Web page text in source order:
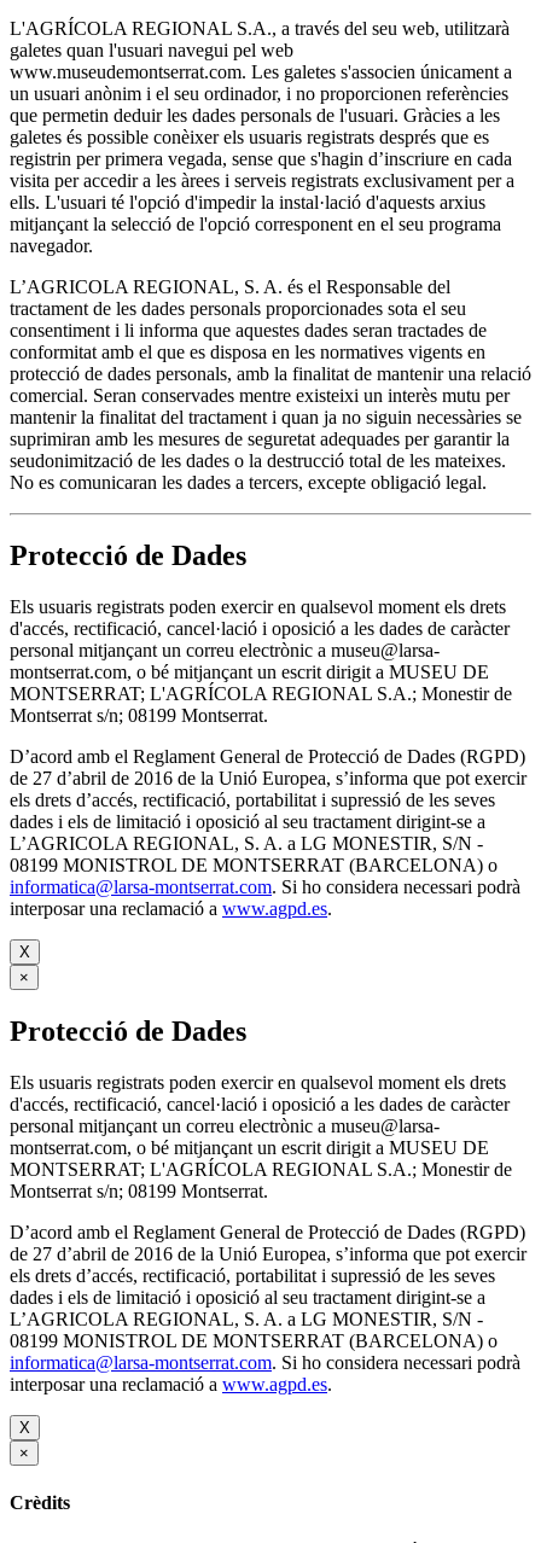
L'AGRÍCOLA REGIONAL S.A., a través del seu web, utilitzarà
galetes quan l'usuari navegui pel web
www.museudemontserrat.com. Les galetes s'associen únicament a
un usuari anònim i el seu ordinador, i no proporcionen referències
que permetin deduir les dades personals de l'usuari. Gràcies a les
galetes és possible conèixer els usuaris registrats després que es
registrin per primera vegada, sense que s'hagin d’inscriure en cada
visita per accedir a les àrees i serveis registrats exclusivament per a
ells. L'usuari té l'opció d'impedir la instal·lació d'aquests arxius
mitjançant la selecció de l'opció corresponent en el seu programa
navegador.
L’AGRICOLA REGIONAL, S. A. és el Responsable del
tractament de les dades personals proporcionades sota el seu
consentiment i li informa que aquestes dades seran tractades de
conformitat amb el que es disposa en les normatives vigents en
protecció de dades personals, amb la finalitat de mantenir una relació
comercial. Seran conservades mentre existeixi un interès mutu per
mantenir la finalitat del tractament i quan ja no siguin necessàries se
suprimiran amb les mesures de seguretat adequades per garantir la
seudonimització de les dades o la destrucció total de les mateixes.
No es comunicaran les dades a tercers, excepte obligació legal.
Protecció de Dades
Els usuaris registrats poden exercir en qualsevol moment els drets
d'accés, rectificació, cancel·lació i oposició a les dades de caràcter
personal mitjançant un correu electrònic a museu@larsa-
montserrat.com, o bé mitjançant un escrit dirigit a MUSEU DE
MONTSERRAT; L'AGRÍCOLA REGIONAL S.A.; Monestir de
Montserrat s/n; 08199 Montserrat.
D’acord amb el Reglament General de Protecció de Dades (RGPD)
de 27 d’abril de 2016 de la Unió Europea, s’informa que pot exercir
els drets d’accés, rectificació, portabilitat i supressió de les seves
dades i els de limitació i oposició al seu tractament dirigint-se a
L’AGRICOLA REGIONAL, S. A. a LG MONESTIR, S/N -
08199 MONISTROL DE MONTSERRAT (BARCELONA) o
informatica@larsa-montserrat.com. Si ho considera necessari podrà
interposar una reclamació a www.agpd.es.
X
×
Protecció de Dades
Els usuaris registrats poden exercir en qualsevol moment els drets
d'accés, rectificació, cancel·lació i oposició a les dades de caràcter
personal mitjançant un correu electrònic a museu@larsa-
montserrat.com, o bé mitjançant un escrit dirigit a MUSEU DE
MONTSERRAT; L'AGRÍCOLA REGIONAL S.A.; Monestir de
Montserrat s/n; 08199 Montserrat.
D’acord amb el Reglament General de Protecció de Dades (RGPD)
de 27 d’abril de 2016 de la Unió Europea, s’informa que pot exercir
els drets d’accés, rectificació, portabilitat i supressió de les seves
dades i els de limitació i oposició al seu tractament dirigint-se a
L’AGRICOLA REGIONAL, S. A. a LG MONESTIR, S/N -
08199 MONISTROL DE MONTSERRAT (BARCELONA) o
informatica@larsa-montserrat.com. Si ho considera necessari podrà
interposar una reclamació a www.agpd.es.
X
×
Crèdits